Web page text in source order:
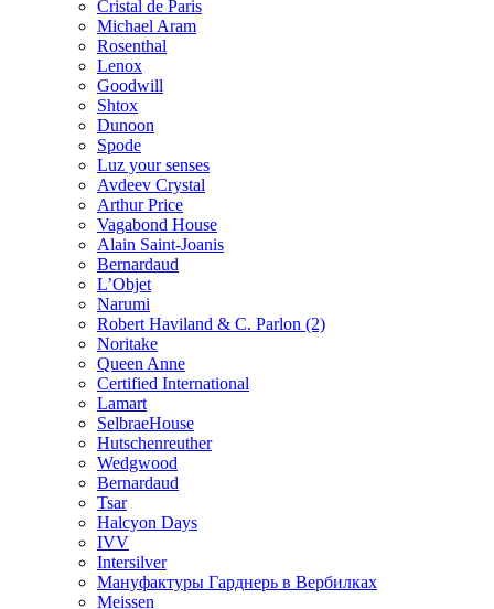
Cristal de Paris
Michael Aram
Rosenthal
Lenox
Goodwill
Shtox
Dunoon
Spode
Luz your senses
Avdeev Crystal
Arthur Price
Vagabond House
Alain Saint-Joanis
Bernardaud
L’Objet
Narumi
Robert Haviland & C. Parlon (2)
Noritakе
Queen Anne
Certified International
Lamart
SelbraeHouse
Hutschenreuther
Wedgwood
Bernardaud
Tsar
Halcyon Days
IVV
Intersilver
Мануфактуры Гарднерь в Вербилках
Meissen